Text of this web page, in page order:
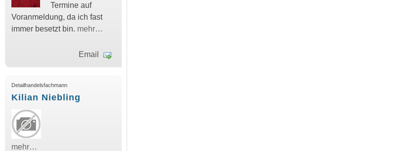
Termine auf
Voranmeldung, da ich fast
immer besetzt bin. mehr…
Email
Detailhandelsfachmann
Kilian Niebling
mehr…